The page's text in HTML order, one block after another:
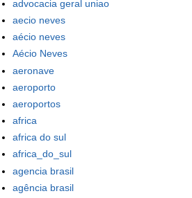
advocacia geral uniao
aecio neves
aécio neves
Aécio Neves
aeronave
aeroporto
aeroportos
africa
africa do sul
africa_do_sul
agencia brasil
agência brasil